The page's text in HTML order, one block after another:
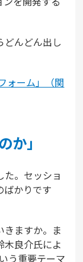
どんどん出し
ォーム」（関
か」
。セッショ
ばかりです
きますか。ま
木良介氏によ
う重要テーマ